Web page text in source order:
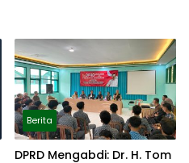
Berita
DPRD Mengabdi: Dr. H. Tom